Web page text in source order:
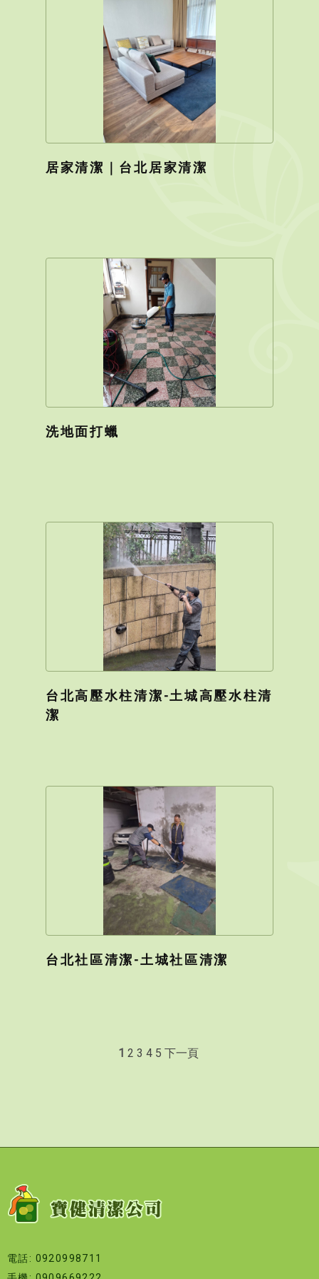
居家清潔｜台北居家清潔
洗地面打蠟
台北高壓水柱清潔-土城高壓水柱清
潔
台北社區清潔-土城社區清潔
1 2 3 4 5 下一頁
電話: 0920998711